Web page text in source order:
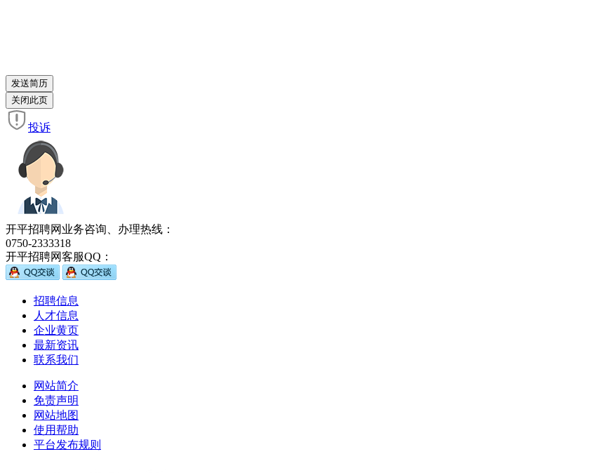
投诉
开平招聘网业务咨询、办理热线：
0750-2333318
开平招聘网客服QQ：
招聘信息
人才信息
企业黄页
最新资讯
联系我们
网站简介
免责声明
网站地图
使用帮助
平台发布规则